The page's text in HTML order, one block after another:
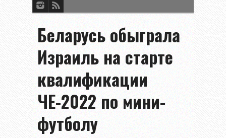
Беларусь обыграла
Израиль на старте
квалификации
ЧЕ-2022 по мини-
футболу